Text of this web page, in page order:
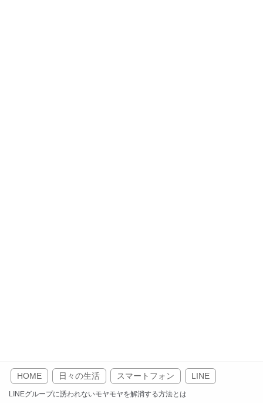
HOME 日々の生活 スマートフォン LINE
LINEグループに誘われないモヤモヤを解消する方法とは